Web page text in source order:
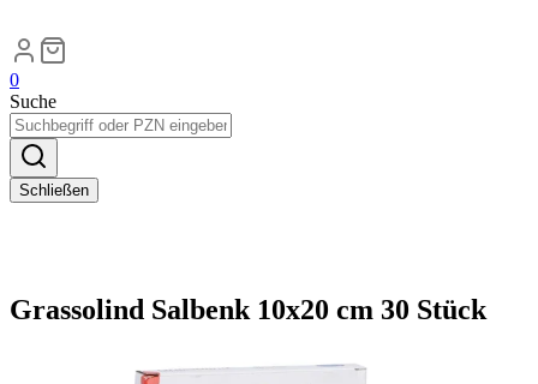
0
Suche
Schließen
Grassolind Salbenk 10x20 cm 30 Stück